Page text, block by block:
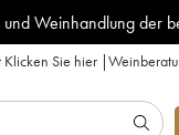
und Weinhandlung der
Klicken Sie hier|